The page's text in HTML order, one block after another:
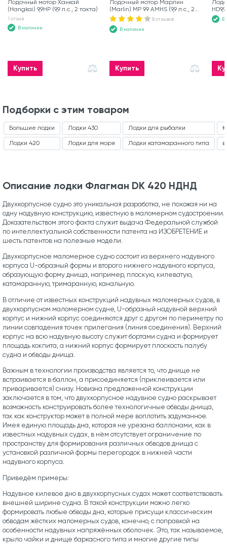
Лодочный мотор Ханкай
(Hangkai) 9,9HP (9,9 л.с., 2 такта)
1 отзыв
В наличии
Купить
Лодочный мотор Марлин
(Marlin) MP 9.9 AMHS (9,9 л.с., 2
такта)
8 отзывов
В наличии
Купить
В
Подборки с этим товаром
Большие лодки
Лодки 420
Лодки 430
Лодки для моря
Лодки для рыбалки
Лодки катамаранного типа
Описание лодки Флагман DK 420 НДНД
Двухкорпусное судно это уникальная разработка, не похожая ни на
одну надувную конструкцию, известную в маломерном судостроении.
Доказательством этого факта служит выдача Федеральной службой
по интеллектуальной собственности патента на ИЗОБРЕТЕНИЕ и
шесть патентов на полезные модели.
Двухкорпусное маломерное судно состоит из верхнего надувного
корпуса U-образный формы и второго нижнего надувного корпуса,
образующую форму днища, например, плоскую, килеватую,
катамаранную, тримаранную, канальную.
В отличие от известных конструкций надувных маломерных судов, в
двухкорпусном маломерном судне, U-образный надувной верхний
корпус и нижний корпус соединяются друг с другом по периметру по
линии совпадения точек прилегания (линия соединения). Верхний
корпус на всю надувную высоту служит бортами судна и формирует
площадь кокпита, а нижний корпус формирует плоскость палубу
судна и обводы днища.
Важным в технологии производства является то, что днище не
встраивается в баллон, а присоединяется (приклеивается или
приваривается) снизу. Новизна предложенной конструкции
заключается в том, что двухкорпусное надувное судно раскрывает
возможность конструировать более технологичные обводы днища,
так как конструктор может в полной мере воплотить задуманное.
Имея единую площадь дна, которая не урезана баллонами, как в
известных надувных судах, в нём отсутствует ограничение по
пространству для формирования различных обводов днища с
установкой различной формы перегородок в нижней части
надувного корпуса.
Приведём примеры:
Надувное килевое дно в двухкорпусных судах может соответствовать
внешней ширине судна. В такой конструкции можно легко
формировать любые обводы дна, которые присущи классическим
обводам жёстких маломерных судов, конечно, с поправкой на
особенности надувных напряжённых оболочек. Это, так называемое,
крыло чайки и днище баркасного типа и многие другие типы